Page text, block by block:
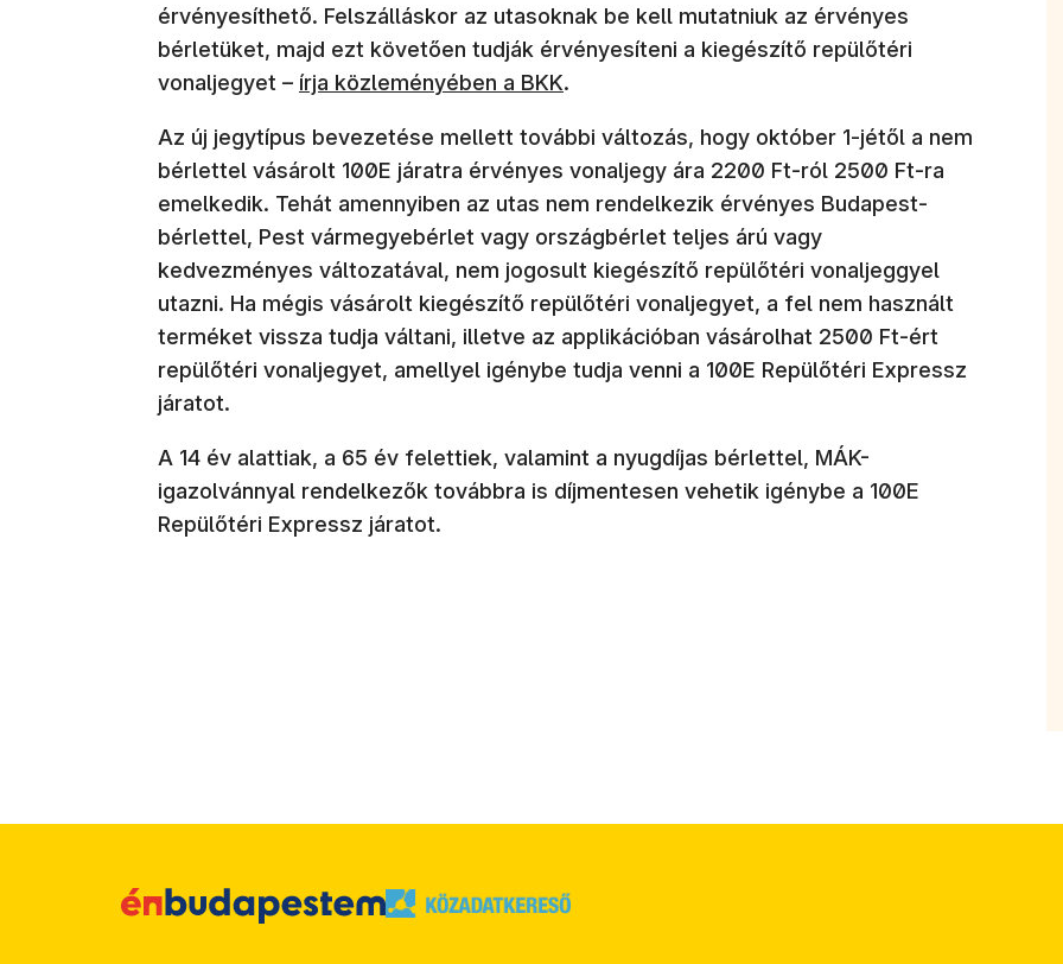
érvényesíthető. Felszálláskor az utasoknak be kell mutatniuk az érvényes
bérletüket, majd ezt követően tudják érvényesíteni a kiegészítő repülőtéri
vonaljegyet – írja közleményében a BKK.
Az új jegytípus bevezetése mellett további változás, hogy október 1-jétől a nem
bérlettel vásárolt 100E járatra érvényes vonaljegy ára 2200 Ft-ról 2500 Ft-ra
emelkedik. Tehát amennyiben az utas nem rendelkezik érvényes Budapest-
bérlettel, Pest vármegyebérlet vagy országbérlet teljes árú vagy
kedvezményes változatával, nem jogosult kiegészítő repülőtéri vonaljeggyel
utazni. Ha mégis vásárolt kiegészítő repülőtéri vonaljegyet, a fel nem használt
terméket vissza tudja váltani, illetve az applikációban vásárolhat 2500 Ft-ért
repülőtéri vonaljegyet, amellyel igénybe tudja venni a 100E Repülőtéri Expressz
járatot.
A 14 év alattiak, a 65 év felettiek, valamint a nyugdíjas bérlettel, MÁK-
igazolvánnyal rendelkezők továbbra is díjmentesen vehetik igénybe a 100E
Repülőtéri Expressz járatot.